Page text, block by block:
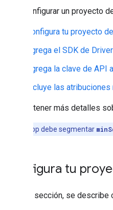
Para configurar un proyecto
Configura tu proyecto
Agrega el SDK de
Agrega la clave de API
Incluye las
Para obtener más detalles
Tu app debe segmentar
Configura tu
En esta sección, se